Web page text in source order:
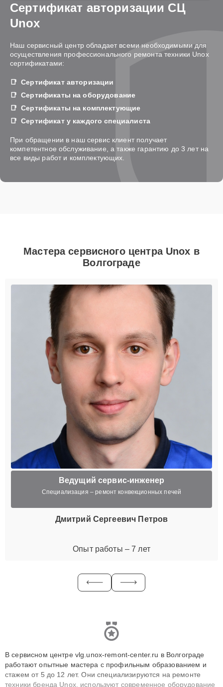
Сертификат авторизации СЦ
Unox
Наш сервисный центр обладает всеми необходимыми для
осуществления профессионального ремонта техники Unox
сертификатами:
Сертификат авторизации
Сертификаты на оборудование
Сертификаты на комплектующие
Сертификат у каждого специалиста
При обращении в наш сервис клиент получает
компетентное обслуживание, а также гарантию до 3 лет на
все виды работ и комплектующих.
Мастера сервисного центра Unox в
Волгограде
Ведущий сервис-инженер
Специализация – ремонт конвекционных печей
Дмитрий Сергеевич Петров
Опыт работы – 7 лет
В сервисном центре vlg.unox-remont-center.ru в Волгограде
работают опытные мастера с профильным образованием и
стажем от 5 до 12 лет. Они специализируются на ремонте
техники бренда Unox, используют современное оборудование